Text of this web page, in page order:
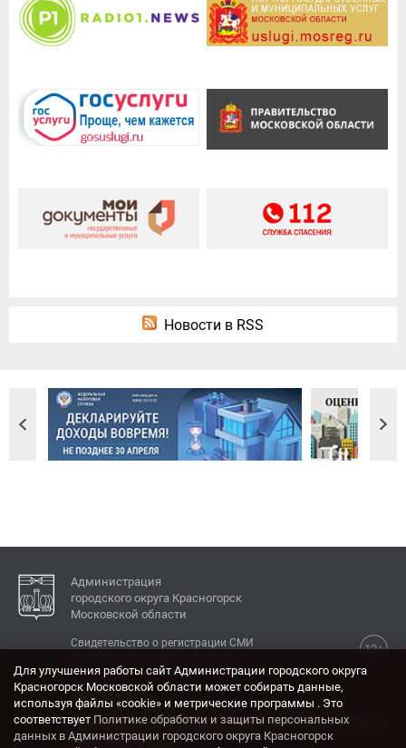
Новости в RSS
Администрация
городского округа Красногорск
Московской области
12+
Свидетельство о регистрации СМИ
КОНТАКТЫ
Адрес: 143404, Московская область, г. Красногорск,
ул. Ленина, дом 4.
Для улучшения работы сайт Администрации городского округа
Красногорск Московской области может собирать данные,
используя файлы «cookie» и метрические программы . Это
соответствует Политике обработки и защиты персональных
данных в Администрации городского округа Красногорск